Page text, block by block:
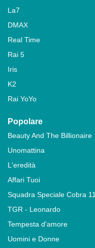
La7
DMAX
Real Time
Rai 5
Iris
K2
Rai YoYo
Popolare
Beauty And The Billionaire
Unomattina
L'eredità
Affari Tuoi
Squadra Speciale Cobra 11
TGR - Leonardo
Tempesta d'amore
Uomini e Donne